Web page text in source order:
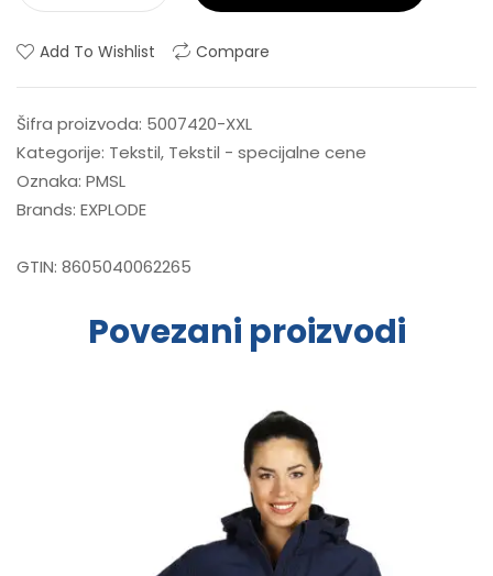
Add To Wishlist Compare
Šifra proizvoda: 5007420-XXL
Kategorije: Tekstil, Tekstil - specijalne cene
Oznaka: PMSL
Brands: EXPLODE
GTIN: 8605040062265
Povezani proizvodi